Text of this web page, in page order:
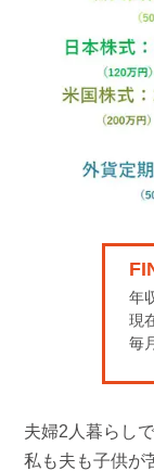
年
現
毎
夫婦2人暮らしで
私も夫も子供が